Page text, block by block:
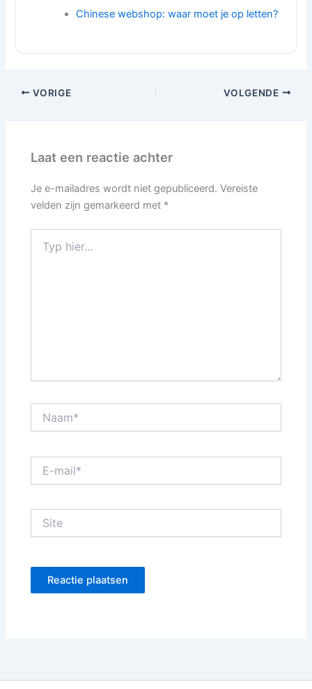
Chinese webshop: waar moet je op letten?
VORIGE VOLGENDE
Laat een reactie achter
Je e-mailadres wordt niet gepubliceerd. Vereiste
velden zijn gemarkeerd met *
hier...
mail*